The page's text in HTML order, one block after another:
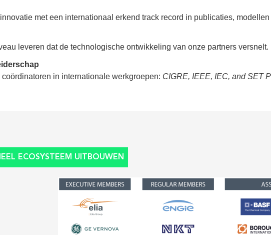
met een internationaal erkend track record in publicaties,
leveren dat de technologische ontwikkeling van onze partners versnelt.
in internationale werkgroepen: CIGRE, IEEE, IEC, and SET
ECOSYSTEEM UITBOUWEN